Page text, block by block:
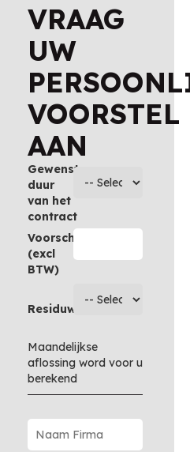
VRAAG
UW
VOORSTEL
AAN
Gewenste
duur
van het
contract
Voorschot
(excl
BTW)
Residuwaarde
Maandelijkse
aflossing word voor u
berekend